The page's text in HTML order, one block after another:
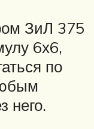
ЗиЛ 375
6х6,
по
него.